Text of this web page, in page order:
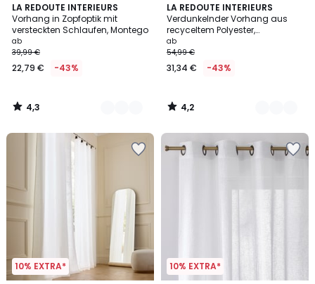
LA REDOUTE INTERIEURS
Vorhang in Zopfoptik mit
versteckten Schlaufen, Montego
ab
39,99 €
22,79 € -43%
4,3
/ 5
4
Farben
4,3
/
LA REDOUTE INTERIEURS
Verdunkelnder Vorhang aus
recyceltem Polyester,
Kräuselgalon und Wave,
SELECT
ab
54,99 €
31,34 € -43%
4,2
/ 5
2
Farben
4,2
/
10% EXTRA* 10% EXTRA*